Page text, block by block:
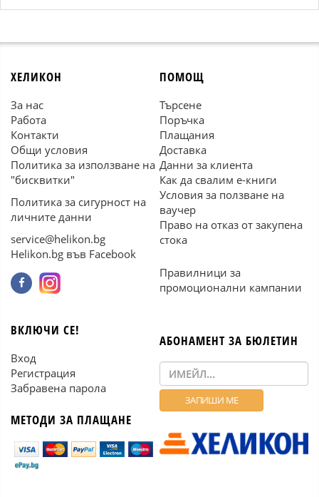
ХЕЛИКОН
За нас
Работа
Контакти
Общи условия
Политика за използване на
"бисквитки"
Политика за сигурност на
личните данни
service@helikon.bg
Helikon.bg във Facebook
ПОМОЩ
Търсене
Поръчка
Плащания
Доставка
Данни за клиента
Как да свалим е-книги
Условия за ползване на
ваучер
Право на отказ от закупена
стока
Правилници за
промоционални кампании
ВКЛЮЧИ СЕ!
Вход
Регистрация
Забравена парола
МЕТОДИ ЗА ПЛАЩАНЕ
АБОНАМЕНТ ЗА БЮЛЕТИН